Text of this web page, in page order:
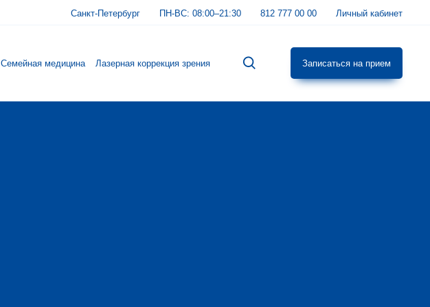
Санкт-Петербург ПН-ВС: 08:00–21:30 812 777 00 00 Личный кабинет
Семейная медицина Лазерная коррекция зрения Записаться на прием